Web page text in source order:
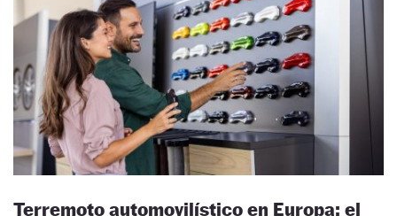
Terremoto automovilístico en Europa: el